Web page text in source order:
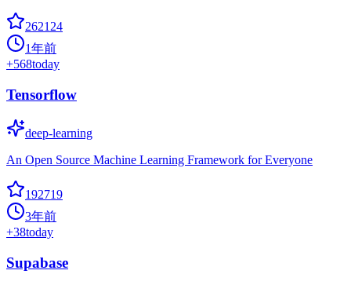
262124
1年前
+568today
Tensorflow
deep-learning
An Open Source Machine Learning Framework for Everyone
192719
3年前
+38today
Supabase